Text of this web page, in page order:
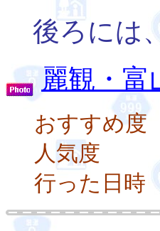
後ろには
麗観・
おすすめ度
人気度
行った日時